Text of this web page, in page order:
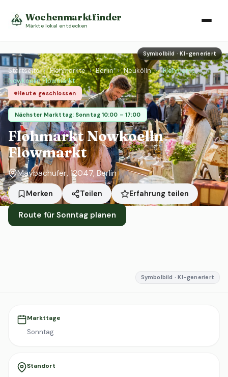
Wochenmarktfinder
Märkte lokal entdecken
Symbolbild · KI-generiert
Startseite › Flohmärkte › Berlin › Neukölln ›
Flohmarkt
Nowkoelln Flowmarkt
Heute geschlossen
Nächster Markttag: Sonntag 10:00 – 17:00
Flohmarkt Nowkoelln
Flowmarkt
Maybachufer, 12047, Berlin
Merken Teilen Erfahrung teilen
Route für Sonntag planen
Symbolbild · KI-generiert
Markttage
Sonntag
Standort